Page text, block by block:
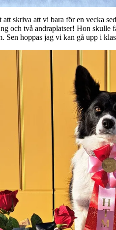
skriva att vi bara för en vecka
och två andraplatser! Hon
Sen hoppas jag vi kan gå upp i